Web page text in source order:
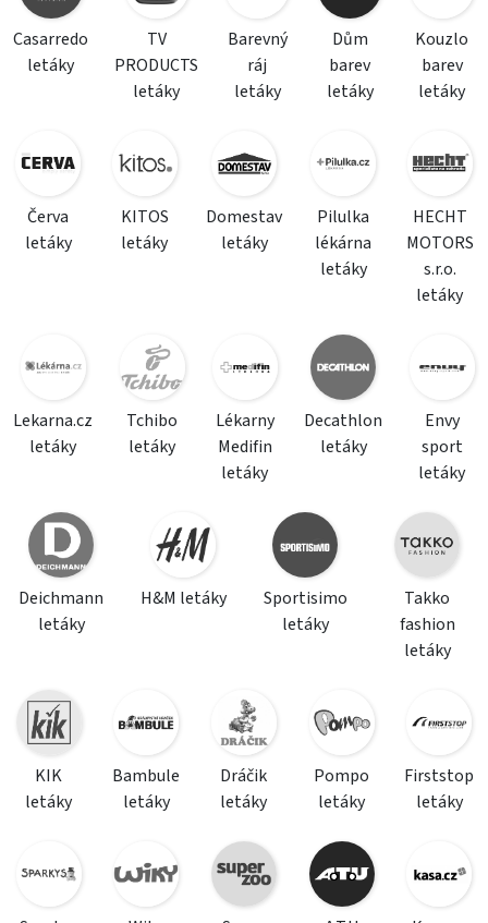
Casarredo
letáky
TV
PRODUCTS
letáky
Barevný
ráj
letáky
Dům
barev
letáky
Kouzlo
barev
letáky
Červa
letáky
KITOS
letáky
Domestav
letáky
Pilulka
lékárna
letáky
HECHT
MOTORS
s.r.o.
letáky
Lekarna.cz
letáky
Tchibo
letáky
Lékarny
Medifin
letáky
Decathlon
letáky
Envy
sport
letáky
Deichmann
letáky
H&M letáky
Sportisimo
letáky
Takko
fashion
letáky
KIK
letáky
Bambule
letáky
Dráčik
letáky
Pompo
letáky
Firststop
letáky